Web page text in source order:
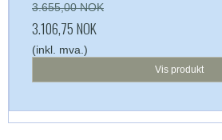
3.655,00 NOK
3.106,75 NOK
(inkl. mva.)
Vis produkt